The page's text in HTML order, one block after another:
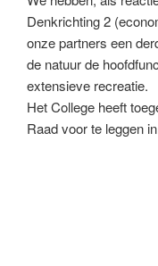
Denkrichting 2
onze partners een
de natuur de
extensieve recreatie.
Het College heeft
Raad voor te leggen